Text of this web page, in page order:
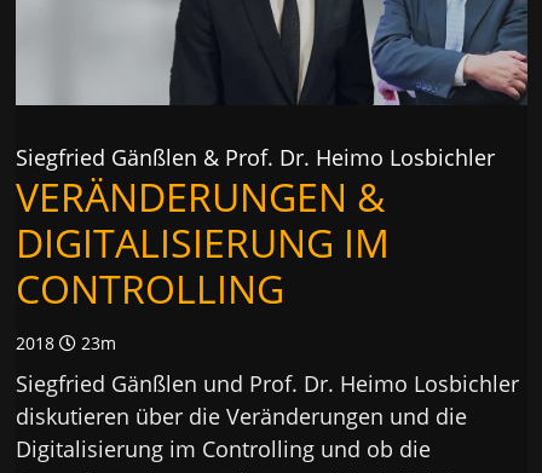
Siegfried Gänßlen & Prof. Dr. Heimo Losbichler
VERÄNDERUNGEN &
DIGITALISIERUNG IM
CONTROLLING
2018 23m
Siegfried Gänßlen und Prof. Dr. Heimo Losbichler
diskutieren über die Veränderungen und die
Digitalisierung im Controlling und ob die